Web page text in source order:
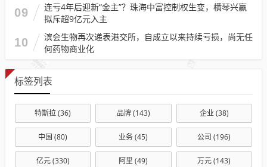
09
连亏4年后迎新“金主”？珠海中富控制权生变，横琴兴赢
拟斥超9亿元入主
10
滨会生物再次递表港交所，自成立以来持续亏损，尚无任
何药物商业化
标签列表
特斯拉(36) 品牌(143) 企业(38)
中国 (80) 业务(45) 公司 (196)
亿元(330) 阿里 (49) 万元(143)